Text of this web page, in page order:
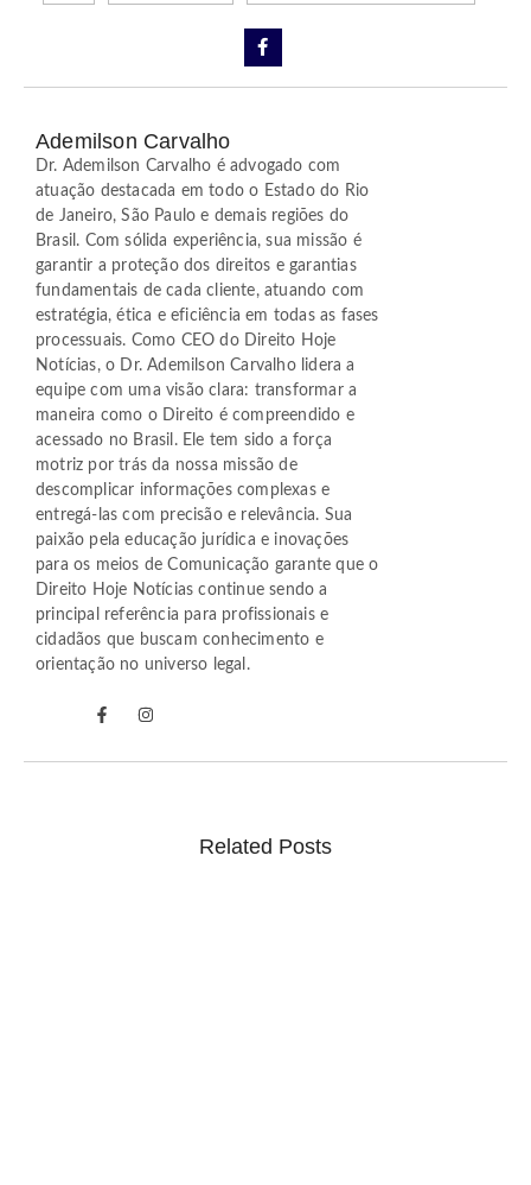
Ademilson Carvalho
Dr. Ademilson Carvalho é advogado com
atuação destacada em todo o Estado do Rio
de Janeiro, São Paulo e demais regiões do
Brasil. Com sólida experiência, sua missão é
garantir a proteção dos direitos e garantias
fundamentais de cada cliente, atuando com
estratégia, ética e eficiência em todas as fases
processuais. Como CEO do Direito Hoje
Notícias, o Dr. Ademilson Carvalho lidera a
equipe com uma visão clara: transformar a
maneira como o Direito é compreendido e
acessado no Brasil. Ele tem sido a força
motriz por trás da nossa missão de
descomplicar informações complexas e
entregá-las com precisão e relevância. Sua
paixão pela educação jurídica e inovações
para os meios de Comunicação garante que o
Direito Hoje Notícias continue sendo a
principal referência para profissionais e
cidadãos que buscam conhecimento e
orientação no universo legal.
Related Posts